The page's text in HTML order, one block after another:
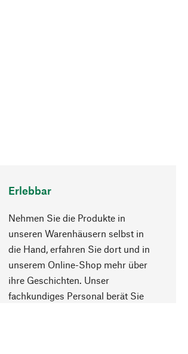
Erlebbar
Nehmen Sie die Produkte in
unseren Warenhäusern selbst in
die Hand, erfahren Sie dort und in
unserem Online-Shop mehr über
ihre Geschichten. Unser
fachkundiges Personal berät Sie